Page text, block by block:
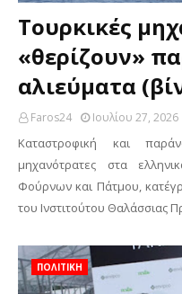
Τουρκικές
«θερίζουν»
αλιεύματα
Faros24 Ιουλίου 27, 2026
Καταστροφική και
μηχανότρατες στα
Φούρνων και Πάτμου,
του Ινστιτούτου Θαλάσσιας
ΠΟΛΙΤΙΚΗ